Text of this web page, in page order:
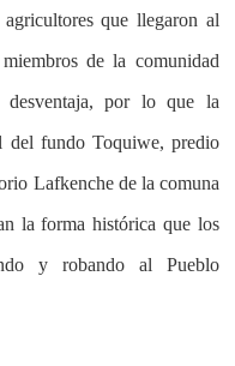
que llegaron al
de la comunidad
desventaja, por lo que la
del fundo Toquiwe, predio
Lafkenche de la comuna
la forma histórica que los
y robando al Pueblo